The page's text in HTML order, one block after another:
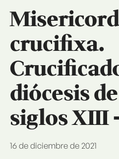
crucifixa.
diócesis
siglos XIII
16 de diciembre de 2021